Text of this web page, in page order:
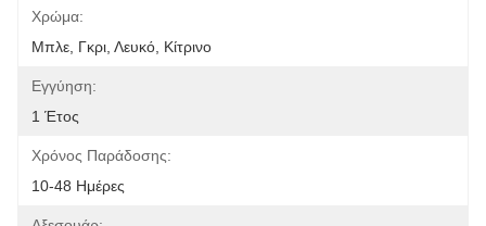
Χρώμα:
Μπλε, Γκρι, Λευκό, Κίτρινο
Εγγύηση:
1 Έτος
Χρόνος Παράδοσης:
10-48 Ημέρες